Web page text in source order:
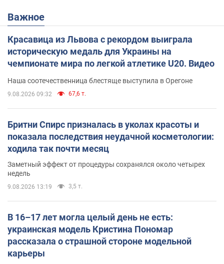
Важное
Красавица из Львова с рекордом выиграла
историческую медаль для Украины на
чемпионате мира по легкой атлетике U20. Видео
Наша соотечественница блестяще выступила в Орегоне
9.08.2026 09:32 67,6 т.
Бритни Спирс призналась в уколах красоты и
показала последствия неудачной косметологии:
ходила так почти месяц
Заметный эффект от процедуры сохранялся около четырех
недель
9.08.2026 13:19 3,5 т.
В 16–17 лет могла целый день не есть:
украинская модель Кристина Пономар
рассказала о страшной стороне модельной
карьеры